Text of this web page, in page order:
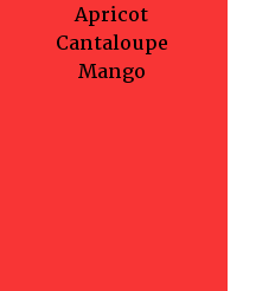
Apricot
Cantaloupe
Mango